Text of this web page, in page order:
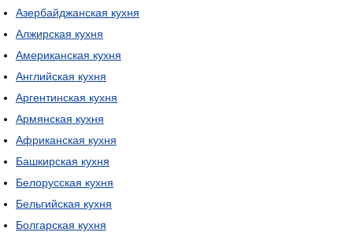
Азербайджанская кухня
Алжирская кухня
Американская кухня
Английская кухня
Аргентинская кухня
Армянская кухня
Африканская кухня
Башкирская кухня
Белорусская кухня
Бельгийская кухня
Болгарская кухня